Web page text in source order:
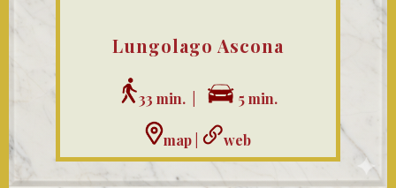
Lungolago Ascona
33 min. | 5 min.
map| web